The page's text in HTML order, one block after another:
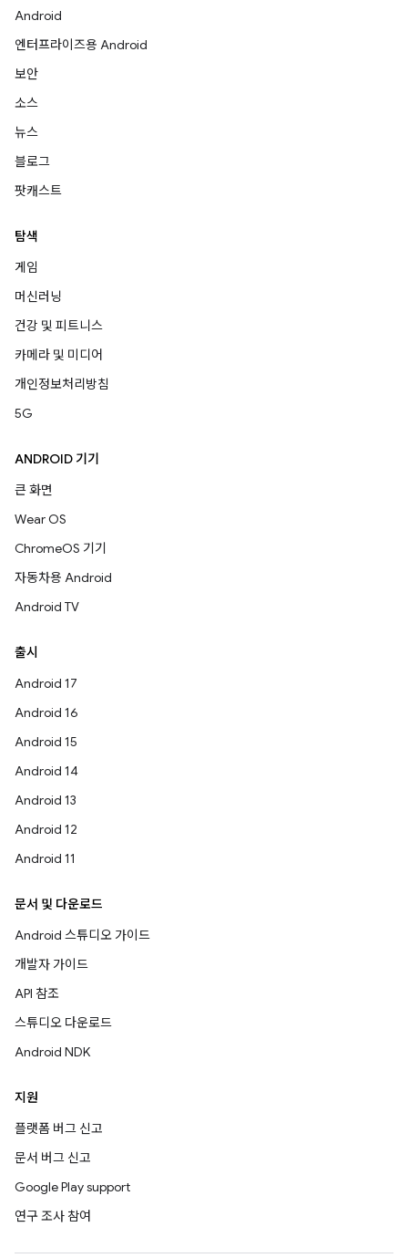
Android
엔터프라이즈용 Android
보안
소스
뉴스
블로그
팟캐스트
탐색
게임
머신러닝
건강 및 피트니스
카메라 및 미디어
개인정보처리방침
5G
ANDROID 기기
큰 화면
Wear OS
ChromeOS 기기
자동차용 Android
Android TV
출시
Android 17
Android 16
Android 15
Android 14
Android 13
Android 12
Android 11
문서 및 다운로드
Android 스튜디오 가이드
개발자 가이드
API 참조
스튜디오 다운로드
Android NDK
지원
플랫폼 버그 신고
문서 버그 신고
Google Play support
연구 조사 참여